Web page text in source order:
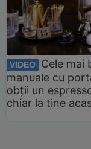
VIDEO
Cele mai
manuale cu
obții un
chiar la tine